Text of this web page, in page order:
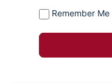
Remember Me